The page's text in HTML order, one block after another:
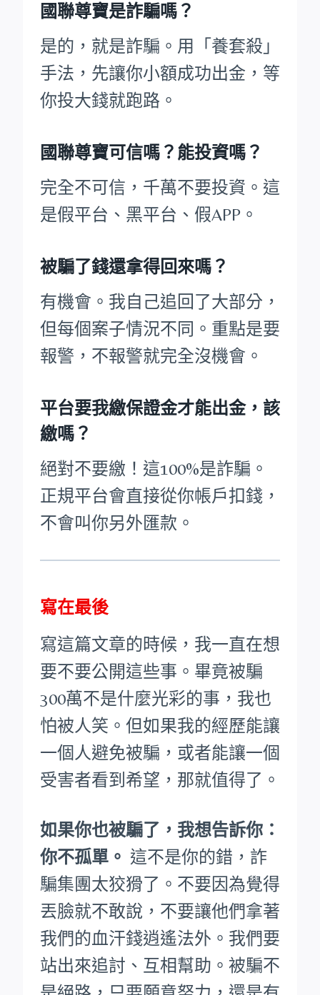
國聯尊寶是詐騙嗎？
是的，就是詐騙。用「養套殺」
手法，先讓你小額成功出金，等
你投大錢就跑路。
國聯尊寶可信嗎？能投資嗎？
完全不可信，千萬不要投資。這
是假平台、黑平台、假APP。
被騙了錢還拿得回來嗎？
有機會。我自己追回了大部分，
但每個案子情況不同。重點是要
報警，不報警就完全沒機會。
平台要我繳保證金才能出金，該
繳嗎？
絕對不要繳！這100%是詐騙。
正規平台會直接從你帳戶扣錢，
不會叫你另外匯款。
寫在最後
寫這篇文章的時候，我一直在想
要不要公開這些事。畢竟被騙
300萬不是什麼光彩的事，我也
怕被人笑。 但如果我的經歷能讓
一個人避免被騙，或者能讓一個
受害者看到希望，那就值得了。
如果你也被騙了，我想告訴你：
你不孤單。 這不是你的錯，詐
騙集團太狡猾了。不要因為覺得
丟臉就不敢說，不要讓他們拿著
我們的血汗錢逍遙法外。 我們要
站出來追討、互相幫助。被騙不